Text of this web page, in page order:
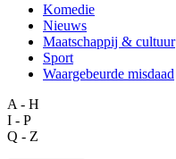
Komedie
Nieuws
Maatschappij & cultuur
Sport
Waargebeurde misdaad
A - H
I - P
Q - Z